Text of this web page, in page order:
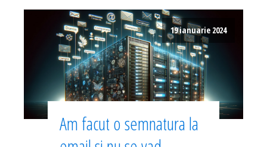
19 ianuarie 2024
Am facut o semnatura la